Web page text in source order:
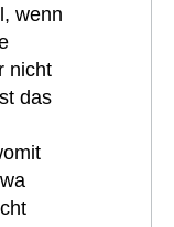
wenn
nicht
das